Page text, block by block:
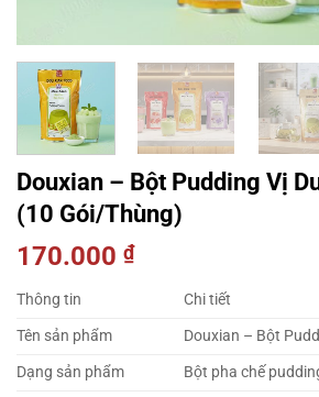
Douxian – Bột Pudding Vị
(10 Gói/Thùng)
170.000 ₫
Thông tin
Chi tiết
Tên sản phẩm
Douxian – Bột
Dạng sản phẩm
Bột pha chế